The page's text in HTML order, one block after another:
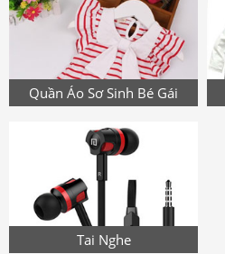
Quần Áo Sơ Sinh Bé Gái
Tai Nghe